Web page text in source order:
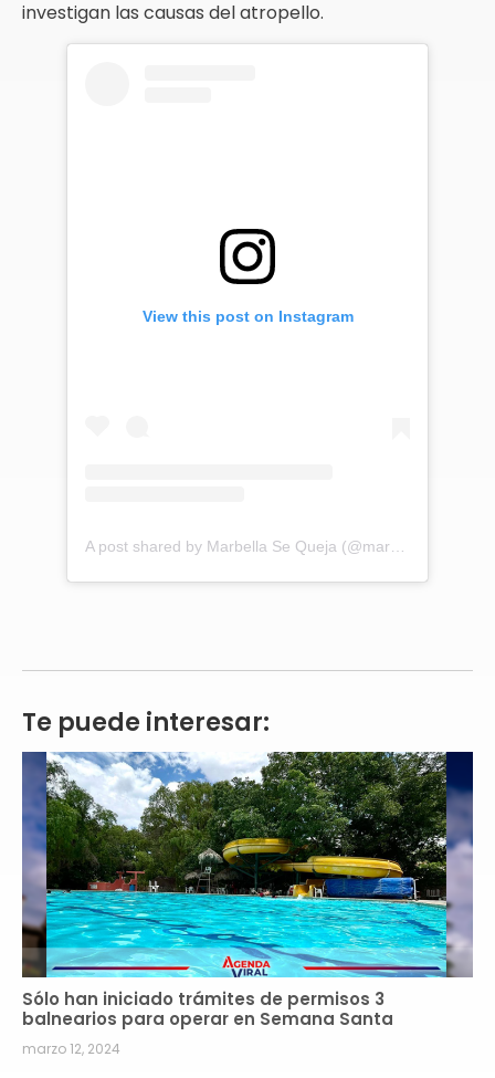
investigan las causas del atropello.
View this post on Instagram
A post shared by Marbella Se Queja (@marbellasequeja2021)
Te puede interesar:
Sólo han iniciado trámites de permisos 3
balnearios para operar en Semana Santa
marzo 12, 2024